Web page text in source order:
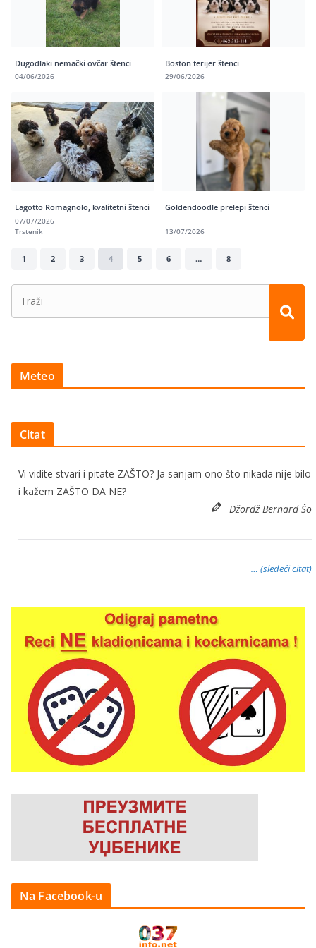
Dugodlaki nemački ovčar štenci
04/06/2026
Boston terijer štenci
29/06/2026
Lagotto Romagnolo, kvalitetni štenci
07/07/2026
Trstenik
Goldendoodle prelepi štenci
13/07/2026
1 2 3 4 5 6 … 8
Meteo
Citat
Vi vidite stvari i pitate ZAŠTO? Ja sanjam ono što nikada nije bilo
i kažem ZAŠTO DA NE?
Džordž Bernard Šo
… (sledeći citat)
Na Facebook-u